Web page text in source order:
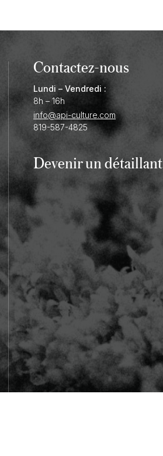
Contactez-nous
Lundi – Vendredi :
8h – 16h
info@api-culture.com
819-587-4825
Devenir undétaillant